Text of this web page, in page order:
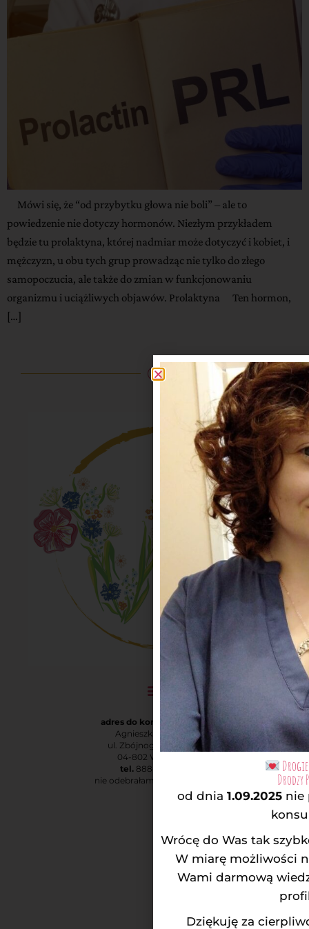
Mówi się, że “od przybytku głowa nie boli” – ale to
powiedzenie nie dotyczy hormonów. Niezłym przykładem
będzie tu prolaktyna, której nadmiar może dotyczyć i kobiet, i
mężczyzn, u obu tych grup prowadząc nie tylko do złego
samopoczucia, ale także do zmian w funkcjonowaniu
organizmu i uciążliwych objawów. Prolaktyna Ten hormon,
[…]
adres do korespondencji:
Agnieszka Rodatus
ul. Zbójnogórska 1 m. 3
04-802 Warszawa
tel.888-873-730
nie odebrałam? – oddzwonię!
Drodzy
od dnia 1.09.2025 nie
Wrócę do Was tak
W miarę możliwości
Wami darmową
Dziękuję za